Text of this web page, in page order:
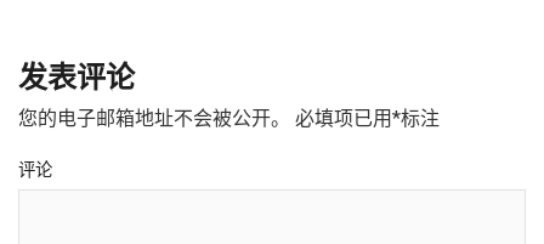
发表评论
您的电子邮箱地址不会被公开。 必填项已用*标注
评论